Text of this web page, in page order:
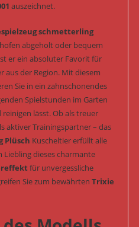
auszeichnet.
schmetterling
abgeholt oder bequem
er ein absoluter Favorit für
aus der Region. Mit diesem
Sie in ein zahnschonendes
Spielstunden im Garten
lässt. Ob als treuer
aktiver Trainingspartner – das
Plüsch Kuscheltier erfüllt alle
Liebling dieses charmante
für unvergessliche
Sie zum bewährten Trixie